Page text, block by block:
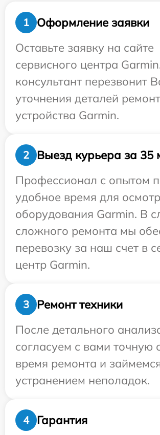
1
Оформление заявки
Оставьте заявку на сайте
сервисного центра
консультант перезвонит
уточнения деталей
устройства Garmin.
2
Выезд курьера за 35
Профессионал с опытом
удобное время для
оборудования Garmin. В
сложного ремонта мы
перевозку за наш счет в
центр Garmin.
3
Ремонт техники
После детального
согласуем с вами точную
время ремонта и
устранением неполадок.
4 Гарантия